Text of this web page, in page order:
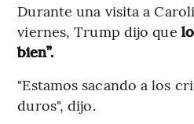
Durante una visita a
viernes, Trump dijo que
bien”.
"Estamos sacando a los
duros", dijo.